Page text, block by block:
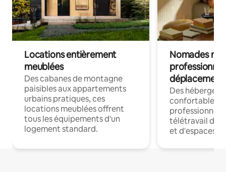
Locations entièrement
meublées
Des cabanes de montagne
paisibles aux appartements
urbains pratiques, ces
locations meublées offrent
tous les équipements d'un
logement standard.
Nomades
déplacement
Des
confortables
professionnels
télétravail
et d'espaces